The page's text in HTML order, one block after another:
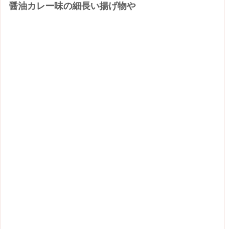
醤油カレー味の細長い揚げ物や